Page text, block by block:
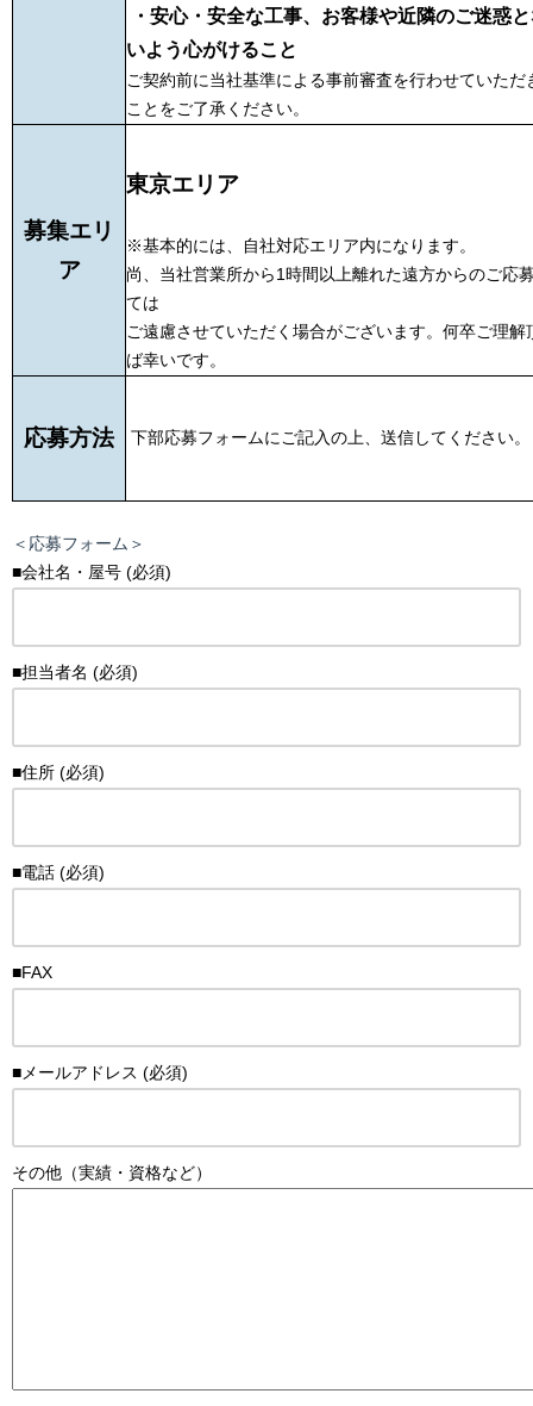
・安心・安全な工事、お客様や近隣のご迷惑
いよう心がけること
ご契約前に当社基準による事前審査を行わせていただ
ことをご了承ください。
募集エリ
ア
東京エリア
※基本的には、自社対応エリア内になります。
尚、当社営業所から1時間以上離れた遠方からのご応
ては
ご遠慮させていただく場合がございます。何卒ご理解
ば幸いです。
応募方法 下部応募フォームにご記入の上、送信してください。
＜応募フォーム＞
■会社名・屋号 (必須)
■担当者名 (必須)
■住所 (必須)
■電話 (必須)
■FAX
■メールアドレス (必須)
その他（実績・資格など）